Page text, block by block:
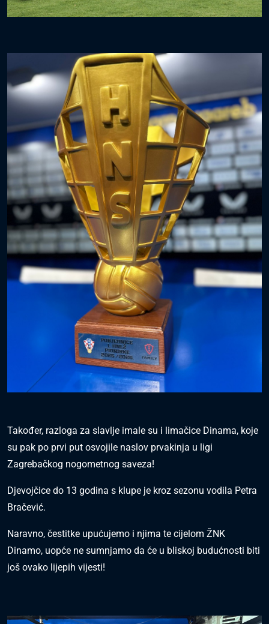
Također, razloga za slavlje imale su i limačice Dinama, koje
su pak po prvi put osvojile naslov prvakinja u ligi
Zagrebačkog nogometnog saveza!
Djevojčice do 13 godina s klupe je kroz sezonu vodila Petra
Bračević.
Naravno, čestitke upućujemo i njima te cijelom ŽNK
Dinamo, uopće ne sumnjamo da će u bliskoj budućnosti biti
još ovako lijepih vijesti!